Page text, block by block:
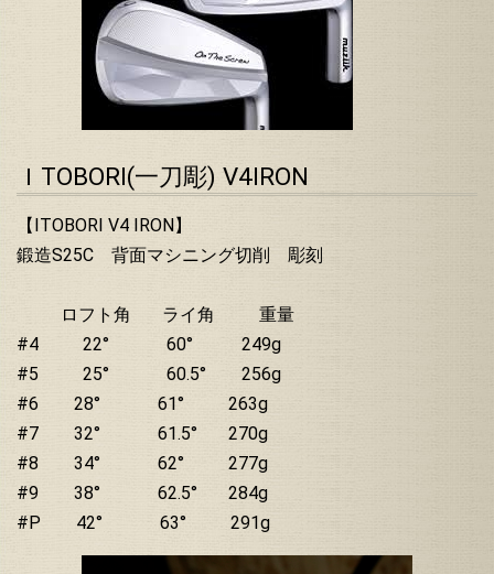
ＩTOBORI(一刀彫) V4IRON
【ITOBORI V4 IRON】
鍛造S25C 背面マシニング切削 彫刻
ロフト角 ライ角 重量
#4 22° 60° 249g
#5 25° 60.5° 256g
#6 28° 61° 263g
#7 32° 61.5° 270g
#8 34° 62° 277g
#9 38° 62.5° 284g
#P 42° 63° 291g